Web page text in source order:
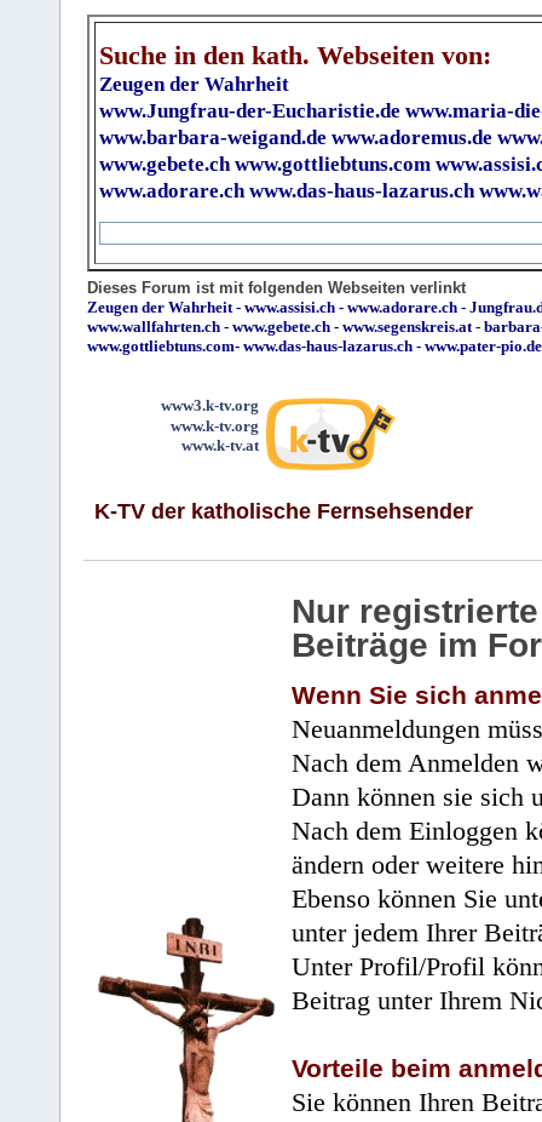
Suche in den kath. Webseiten von:
Zeugen der Wahrheit
www.Jungfrau-der-Eucharistie.de www.maria-
www.barbara-weigand.de www.adoremus.de
www.gebete.ch www.gottliebtuns.com
www.adorare.ch www.das-haus-lazarus.ch
Dieses Forum ist mit folgenden Webseiten verlinkt
Zeugen der Wahrheit- www.assisi.ch - www.adorare.ch -
www.wallfahrten.ch - www.gebete.ch - www.segenskreis.at-
www.gottliebtuns.com- www.das-haus-lazarus.ch - www.pater-pio.de
www3.k-tv.org
www.k-tv.org
www.k-tv.at
K-TV der katholische Fernsehsender
Nur
Beiträge im
Wenn Sie sich
Neuanmeldungen
Nach dem Anmelden
Dann können sie sich
Nach dem Einloggen
ändern oder weitere
Ebenso können Sie
unter jedem Ihrer
Unter Profil/Profil
Beitrag unter Ihrem
Vorteile beim
Sie können Ihren